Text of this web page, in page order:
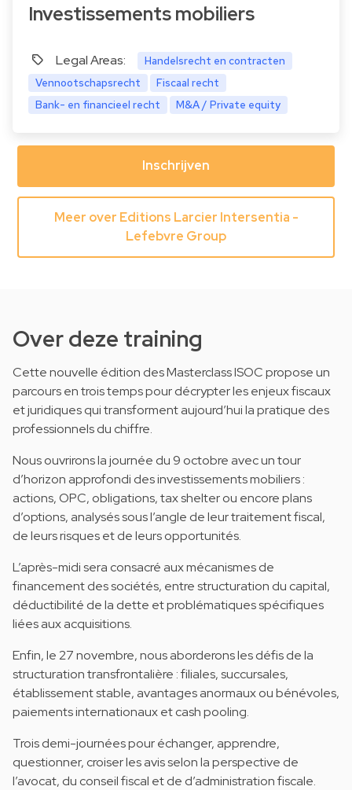
Investissements mobiliers
Legal Areas:
Handelsrecht en contracten
Vennootschapsrecht
Fiscaal recht
Bank- en financieel recht
M&A / Private equity
Inschrijven
Meer over Editions Larcier Intersentia -
Lefebvre Group
Over deze training
Cette nouvelle édition des Masterclass ISOC propose un
parcours en trois temps pour décrypter les enjeux fiscaux
et juridiques qui transforment aujourd’hui la pratique des
professionnels du chiffre.
Nous ouvrirons la journée du 9 octobre avec un tour
d’horizon approfondi des investissements mobiliers :
actions, OPC, obligations, tax shelter ou encore plans
d’options, analysés sous l’angle de leur traitement fiscal,
de leurs risques et de leurs opportunités.
L’après-midi sera consacré aux mécanismes de
financement des sociétés, entre structuration du capital,
déductibilité de la dette et problématiques spécifiques
liées aux acquisitions.
Enfin, le 27 novembre, nous aborderons les défis de la
structuration transfrontalière : filiales, succursales,
établissement stable, avantages anormaux ou bénévoles,
paiements internationaux et cash pooling.
Trois demi-journées pour échanger, apprendre,
questionner, croiser les avis selon la perspective de
l’avocat, du conseil fiscal et de d’administration fiscale.